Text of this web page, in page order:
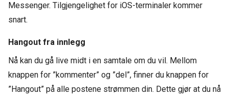
Messenger. Tilgjengelighet for iOS-terminaler kommer
snart.
Hangout fra innlegg
Nå kan du gå live midt i en samtale om du vil. Mellom
knappen for ”kommenter” og ”del”, finner du knappen for
”Hangout” på alle postene strømmen din. Dette gjør at du nå